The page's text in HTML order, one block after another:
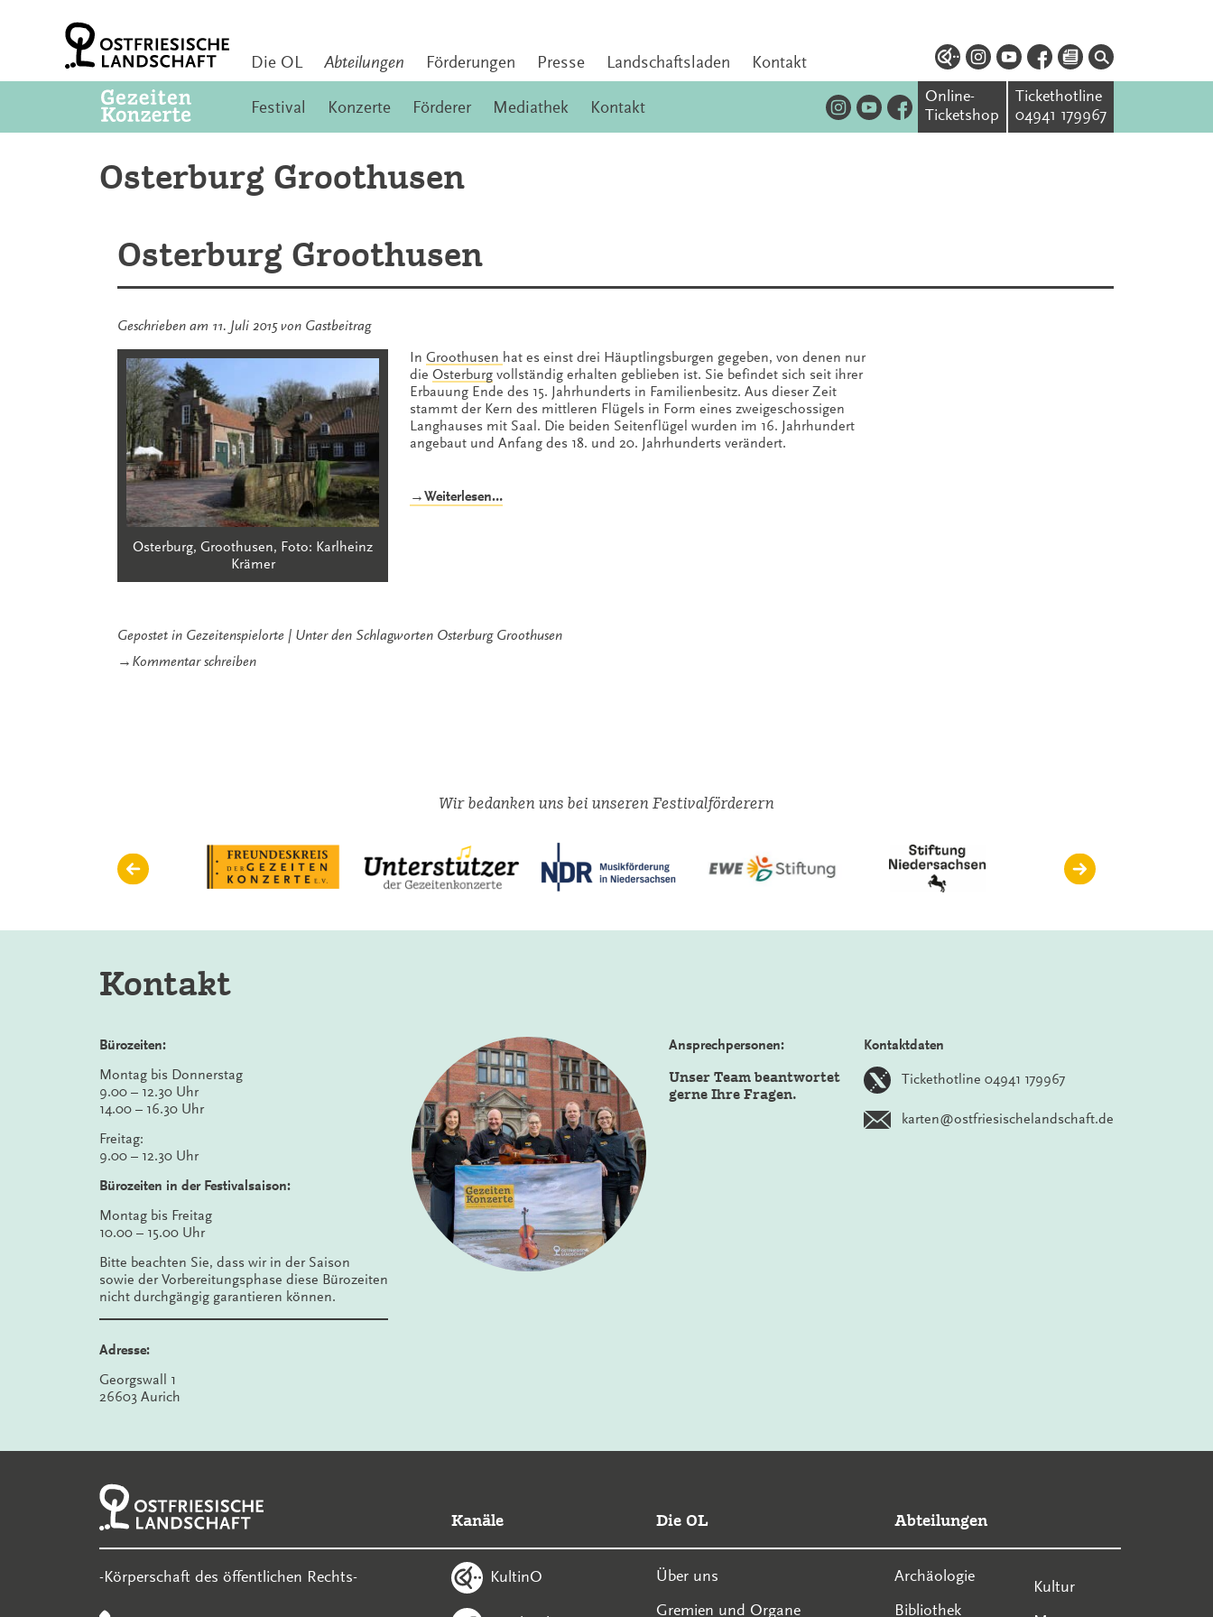
Die OL Abteilungen Förderungen Presse Landschaftsladen Kontakt
Festival Konzerte Förderer Mediathek Kontakt
Online-
Ticketshop
Tickethotline
04941 179967
Osterburg Groothusen
Osterburg Groothusen
Geschrieben am 11. Juli 2015von Gastbeitrag
Osterburg, Groothusen, Foto: Karlheinz
Krämer
In Groothusen hat es einst drei Häuptlingsburgen gegeben, von denen nur
die Osterburg vollständig erhalten geblieben ist. Sie befindet sich seit ihrer
Erbauung Ende des 15. Jahrhunderts in Familienbesitz. Aus dieser Zeit
stammt der Kern des mittleren Flügels in Form eines zweigeschossigen
Langhauses mit Saal. Die beiden Seitenflügel wurden im 16. Jahrhundert
angebaut und Anfang des 18. und 20. Jahrhunderts verändert.
→Weiterlesen…„Osterburg
Gepostet in Gezeitenspielorte Unter den Schlagworten Osterburg Groothusen
→ Kommentar schreibenzu
Wir bedanken uns bei unseren Festivalförderern
Kontakt
Bürozeiten:
Montag bis Donnerstag
9.00 – 12.30 Uhr
14.00 – 16.30 Uhr
Freitag:
9.00 – 12.30 Uhr
Bürozeiten in der Festivalsaison:
Montag bis Freitag
10.00 – 15.00 Uhr
Bitte beachten Sie, dass wir in der Saison
sowie der Vorbereitungsphase diese Bürozeiten
nicht durchgängig garantieren können.
Adresse:
Georgswall 1
26603 Aurich
Ansprechpersonen:
Unser Team beantwortet
gerne Ihre Fragen.
Kontaktdaten
Tickethotline 04941 179967
karten@ostfriesischelandschaft.de
-Körperschaft des öffentlichen Rechts-
Kanäle
KultinO
Die OL
Über uns
Gremien und Organe
Abteilungen
Archäologie
Bibliothek
Kultur